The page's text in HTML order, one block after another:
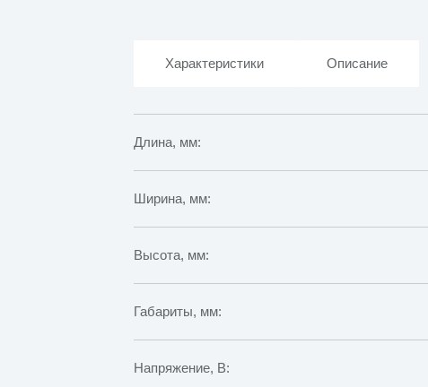
Характеристики Описание
Длина, мм:
Ширина, мм:
Высота, мм:
Габариты, мм:
Напряжение, В: